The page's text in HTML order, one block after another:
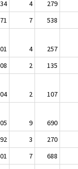
4
279
7
538
4
257
2
135
2
107
9
690
3
270
7
688